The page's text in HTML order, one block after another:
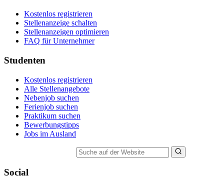
Kostenlos registrieren
Stellenanzeige schalten
Stellenanzeigen optimieren
FAQ für Unternehmer
Studenten
Kostenlos registrieren
Alle Stellenangebote
Nebenjob suchen
Ferienjob suchen
Praktikum suchen
Bewerbungstipps
Jobs im Ausland
Social